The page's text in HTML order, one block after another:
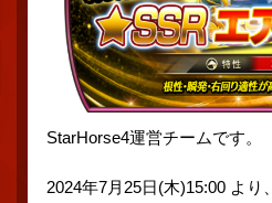
StarHorse4運営チームです。
2024年7月25日(木)15:00 より、